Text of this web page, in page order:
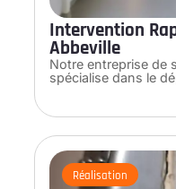
Intervention
Abbeville
Notre entreprise de
spécialise dans le
Réalisation